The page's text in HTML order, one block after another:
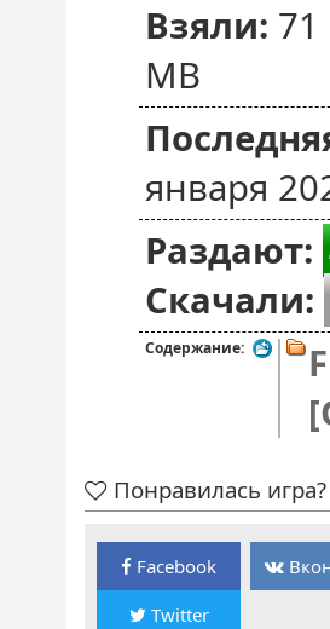
Взяли:
MB
января
Раздают:
Скачали:
Содержание:
Понравилась
Facebook
Twitter